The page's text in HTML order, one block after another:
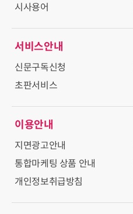
시사용어
서비스안내
신문구독신청
초판서비스
이용안내
지면광고안내
통합마케팅 상품 안내
개인정보취급방침